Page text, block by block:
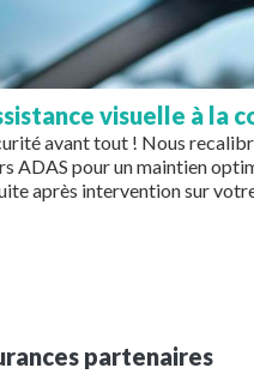
visuelle à la
avant tout ! Nous
ADAS pour un maintien
après intervention sur
partenaires